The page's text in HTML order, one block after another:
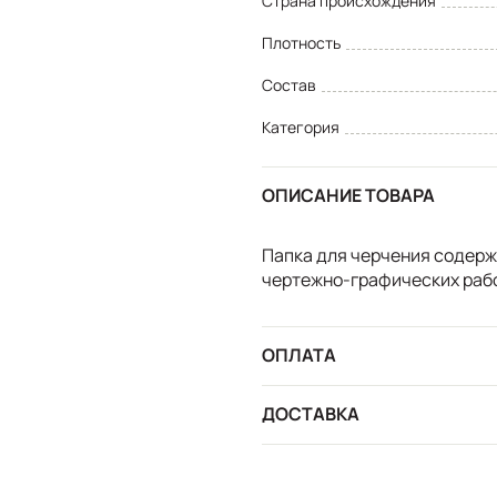
Плотность
Состав
Категория
ОПИСАНИЕ ТОВАРА
Папка для черчения
чертежно-графических
ОПЛАТА
ДОСТАВКА